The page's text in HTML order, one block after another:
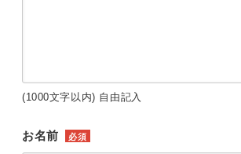
(1000文字以内) 自由記入
お名前 必須